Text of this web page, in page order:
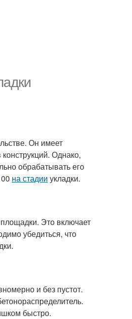
Он имеет
Однако,
обрабатывать его
на стадии укладки.
Это включает
убедиться, что
и без пустот.
быстро.